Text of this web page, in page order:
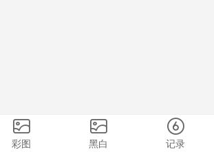
彩图 黑白 记录